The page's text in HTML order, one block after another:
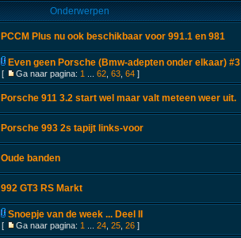
Onderwerpen
PCCM Plus nu ook beschikbaar voor 991.1 en 981
Even geen Porsche (Bmw-adepten onder elkaar) #3
[ Ga naar pagina: 1 62 63 64 ]
Porsche 911 3.2 start wel maar valt meteen weer uit.
Porsche 993 2s tapijt links-voor
Oude banden
992 GT3 RS Markt
Snoepje van de week ... Deel II
[ Ga naar pagina: 1 24 25 26 ]